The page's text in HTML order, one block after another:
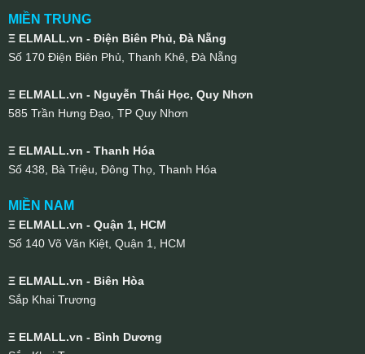
MIỀN TRUNG
Ξ ELMALL.vn - Điện Biên Phủ, Đà Nẵng
Số 170 Điện Biên Phủ, Thanh Khê, Đà Nẵng
Ξ ELMALL.vn - Nguyễn Thái Học, Quy Nhơn
585 Trần Hưng Đạo, TP Quy Nhơn
Ξ ELMALL.vn - Thanh Hóa
Số 438, Bà Triệu, Đông Thọ, Thanh Hóa
MIỀN NAM
Ξ ELMALL.vn - Quận 1, HCM
Số 140 Võ Văn Kiệt, Quận 1, HCM
Ξ ELMALL.vn - Biên Hòa
Sắp Khai Trương
Ξ ELMALL.vn - Bình Dương